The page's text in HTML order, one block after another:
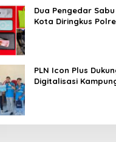
Dua Pengedar
Kota Diringkus
PLN Icon Plus
Digitalisasi